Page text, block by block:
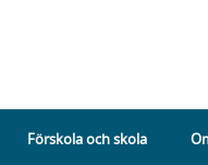
Förskola och skola